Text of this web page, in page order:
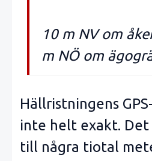
10 m NV om
m NÖ om
Hällristningens
inte helt exakt. Det
till några tiotal